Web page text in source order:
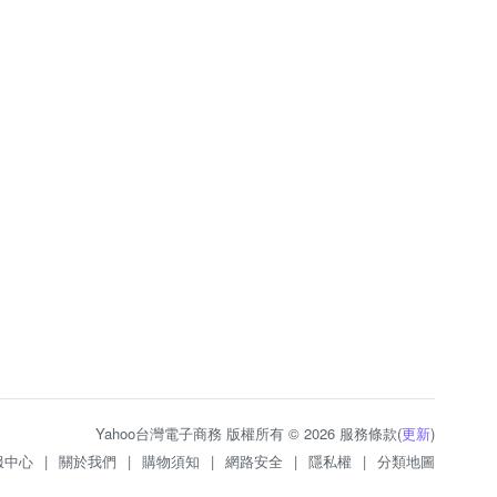
Yahoo台灣電子商務 版權所有 © 2026 服務條款(更新)
中心 | 關於我們 | 購物須知 | 網路安全 | 隱私權 | 分類地圖